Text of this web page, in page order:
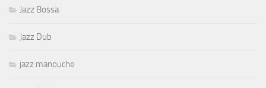
Jazz Bossa
Jazz Dub
jazz manouche